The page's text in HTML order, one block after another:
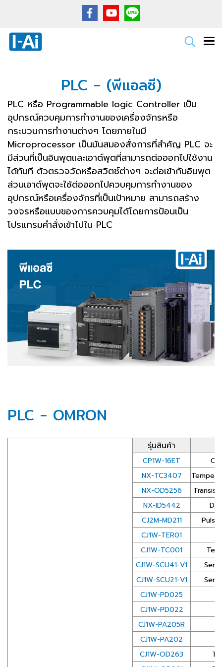
PLC - (พีแอลซี)
PLC หรือ Programmable logic Controller เป็น
อุปกรณ์ควบคุมการทำงานของเครื่องจักรหรือ
กระบวนการทำงานต่างๆ โดยภายในมี
Microprocessor เป็นมันสมองสั่งการที่สำคัญ PLC จะ
มีส่วนที่เป็นอินพุตและเอาต์พุตที่สามารถต่อออกไปใช้งาน
ได้ทันที ตัวตรวจวัดหรือสวิตช์ต่างๆ จะต่อเข้ากับอินพุต
ส่วนเอาต์พุตจะใช้ต่อออกไปควบคุมการทำงานของ
อุปกรณ์หรือเครื่องจักรที่เป็นเป้าหมาย สามารถสร้าง
วงจรหรือแบบของการควบคุมได้โดยการป้อนเป็น
โปรแกรมคำสั่งเข้าไปใน PLC
PLC - OMRON
รุ่นสินค้า
CP1W-16ET
NX-TC3407
NX-OD5256
NX-ID5442
CJ2M-MD211
CJ1W-TER01
CJ1W-TC001
CJ1W-SCU41-V1
CJ1W-SCU21-V1
CJ1W-PD025
CJ1W-PD022
CJ1W-PA205R
CJ1W-PA202
CJ1W-OD263